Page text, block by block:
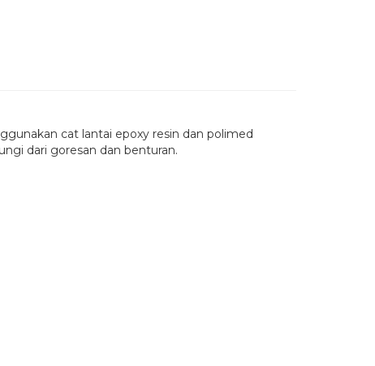
cat lantai epoxy resin dan polimed
dari goresan dan benturan.